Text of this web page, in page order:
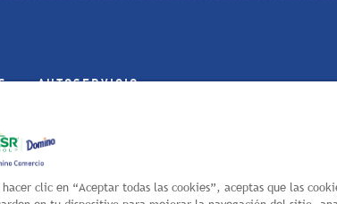
AUTOSERVICIO
clic en “Aceptar todas las cookies”, aceptas que las